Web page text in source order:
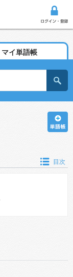
マイ単語帳
目次